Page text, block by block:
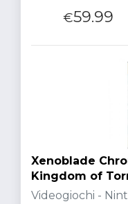
€59.99
Xenoblade
Kingdom of
Videogiochi -